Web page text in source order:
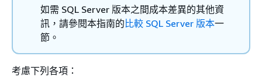
如需 SQL Server 版本之間成本差異的其他資
訊，請參閱本指南的比較 SQL Server 版本一
節。
考慮下列各項：